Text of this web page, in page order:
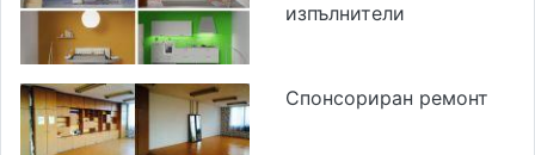
изпълнители
Спонсориран ремонт